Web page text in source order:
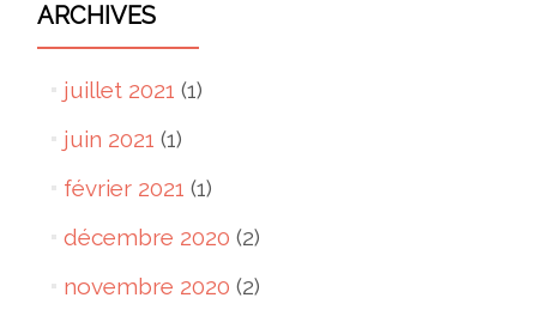
ARCHIVES
juillet 2021 (1)
juin 2021 (1)
février 2021 (1)
décembre 2020 (2)
novembre 2020 (2)